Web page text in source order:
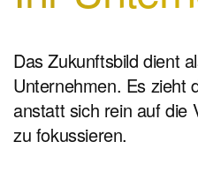
Das Zukunftsbild dient
Unternehmen. Es zieht
anstatt sich rein auf die
zu fokussieren.